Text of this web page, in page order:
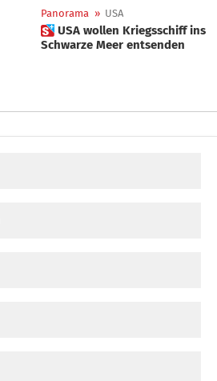
Panorama » USA
 USA wollen Kriegsschiff ins
Schwarze Meer entsenden